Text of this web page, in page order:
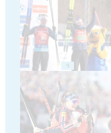
9